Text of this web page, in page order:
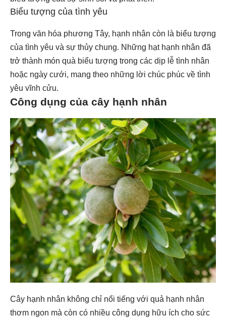
Biểu tượng của tình yêu
Trong văn hóa phương Tây, hạnh nhân còn là biểu tượng
của tình yêu và sự thủy chung. Những hạt hạnh nhân đã
trở thành món quà biểu tượng trong các dịp lễ tình nhân
hoặc ngày cưới, mang theo những lời chúc phúc về tình
yêu vĩnh cửu.
Công dụng của cây hạnh nhân
Cây hạnh nhân không chỉ nổi tiếng với quả hạnh nhân
thơm ngon mà còn có nhiều công dụng hữu ích cho sức